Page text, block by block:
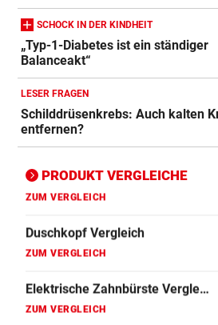
SCHOCK IN DER KINDHEIT
„Typ-1-Diabetes ist ein ständiger
Balanceakt“
LESER FRAGEN
Schilddrüsenkrebs: Auch kalten
entfernen?
PRODUKT VERGLEICHE
ZUM VERGLEICH
Epilierer Vergleich
ZUM VERGLEICH
Fitbit Vergleich
ZUM VERGLEICH
Folsäure Test
Gin Vergleich
ZUM VERGLEICH
Johanniskraut Vergleich